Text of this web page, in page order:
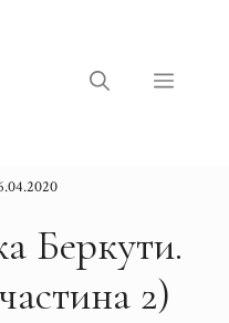
Меню
Беркути.
2)